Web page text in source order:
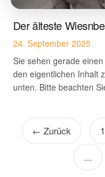
Der älteste
24. September 2025
Sie sehen gerade
den eigentlichen Inhalt
unten. Bitte beachten
← Zurück 1
…